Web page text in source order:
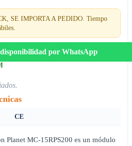
SE IMPORTA A PEDIDO. Tiempo
por WhatsApp
CE
Planet MC-15RPS200 es un módulo